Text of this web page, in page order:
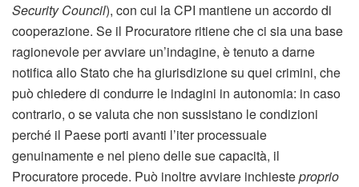
Security Council), con cui la CPI mantiene un accordo di
cooperazione. Se il Procuratore ritiene che ci sia una base
ragionevole per avviare un’indagine, è tenuto a darne
notifica allo Stato che ha giurisdizione su quei crimini, che
può chiedere di condurre le indagini in autonomia: in caso
contrario, o se valuta che non sussistano le condizioni
perché il Paese porti avanti l’iter processuale
genuinamente e nel pieno delle sue capacità, il
Procuratore procede. Può inoltre avviare inchiesteproprio